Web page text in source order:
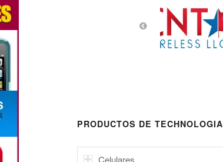
PRODUCTOS DE TECHNOLOGIA
Celulares